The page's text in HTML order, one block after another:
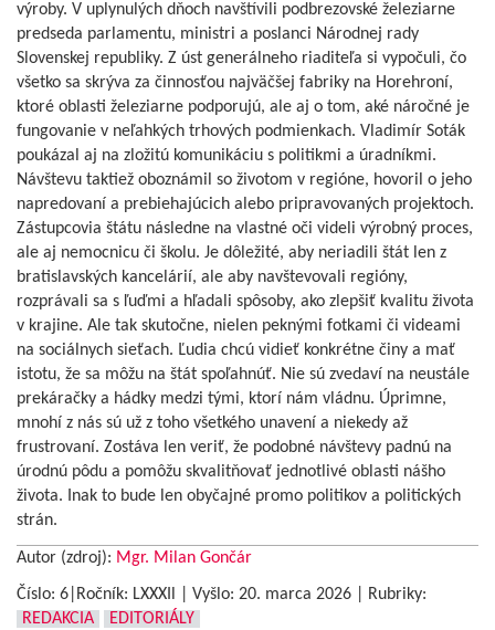
výroby. V uplynulých dňoch navštívili podbrezovské železiarne
predseda parlamentu, ministri a poslanci Národnej rady
Slovenskej republiky. Z úst generálneho riaditeľa si vypočuli, čo
všetko sa skrýva za činnosťou najväčšej fabriky na Horehroní,
ktoré oblasti železiarne podporujú, ale aj o tom, aké náročné je
fungovanie v neľahkých trhových podmienkach. Vladimír Soták
poukázal aj na zložitú komunikáciu s politikmi a úradníkmi.
Návštevu taktiež oboznámil so životom v regióne, hovoril o jeho
napredovaní a prebiehajúcich alebo pripravovaných projektoch.
Zástupcovia štátu následne na vlastné oči videli výrobný proces,
ale aj nemocnicu či školu. Je dôležité, aby neriadili štát len z
bratislavských kancelárií, ale aby navštevovali regióny,
rozprávali sa s ľuďmi a hľadali spôsoby, ako zlepšiť kvalitu života
v krajine. Ale tak skutočne, nielen peknými fotkami či videami
na sociálnych sieťach. Ľudia chcú vidieť konkrétne činy a mať
istotu, že sa môžu na štát spoľahnúť. Nie sú zvedaví na neustále
prekáračky a hádky medzi tými, ktorí nám vládnu. Úprimne,
mnohí z nás sú už z toho všetkého unavení a niekedy až
frustrovaní. Zostáva len veriť, že podobné návštevy padnú na
úrodnú pôdu a pomôžu skvalitňovať jednotlivé oblasti nášho
života. Inak to bude len obyčajné promo politikov a politických
strán.
Autor (zdroj): Mgr. Milan Gončár
Číslo: 6|Ročník: LXXXIl | Vyšlo: 20. marca 2026
Rubriky:
REDAKCIA
EDITORIÁLY